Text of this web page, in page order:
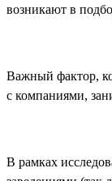
возникают в
Важный фактор,
с компаниями,
В рамках